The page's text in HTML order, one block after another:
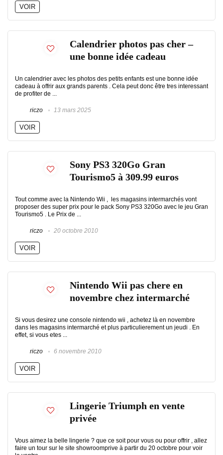
VOIR
Calendrier photos pas cher –
une bonne idée cadeau
Un calendrier avec les photos des petits enfants est une bonne idée
cadeau à offrir aux grands parents . Cela peut donc être tres interessant
de profiter de ...
riczo 13 mars 2025
VOIR
Sony PS3 320Go Gran
Tourismo5 à 309.99 euros
Tout comme avec la Nintendo Wii , les magasins intermarchés vont
proposer des super prix pour le pack Sony PS3 320Go avec le jeu Gran
Tourismo5 . Le Prix de ...
riczo 20 octobre 2010
VOIR
Nintendo Wii pas chere en
novembre chez intermarché
Si vous desirez une console nintendo wii , achetez là en novembre
dans les magasins intermarché et plus particulierement un jeudi . En
effet, si vous etes ...
riczo 6 novembre 2010
VOIR
Lingerie Triumph en vente
privée
Vous aimez la belle lingerie ? que ce soit pour vous ou pour offrir , allez
faire un tour sur le site showroomprive à partir du 20 octobre pour voir